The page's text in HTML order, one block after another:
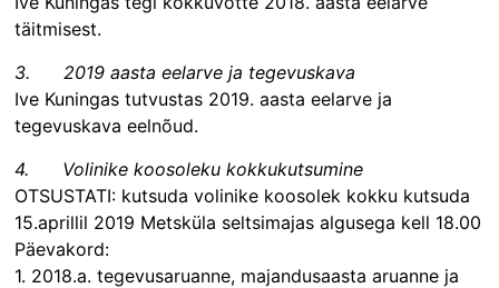
täitmisest.
3.2019 aasta eelarve ja tegevuskava
Ive Kuningas tutvustas 2019. aasta eelarve ja
tegevuskava eelnõud.
4. Volinike koosoleku kokkukutsumine
OTSUSTATI: kutsuda volinike koosolek kokku kutsuda
15.aprillil 2019 Metsküla seltsimajas algusega kell 18.00
Päevakord:
1. 2018.a. tegevusaruanne, majandusaasta aruanne ja